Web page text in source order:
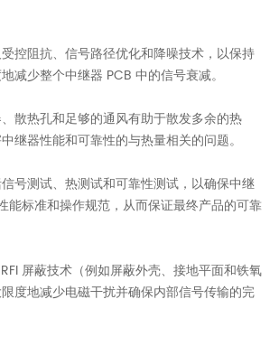
控阻抗、信号路径优化和降噪技术，以保持
减少整个中继器 PCB 中的信号衰减。
散热孔和足够的通风有助于散发多余的热
继器性能和可靠性的与热量相关的问题。
号测试、热测试和可靠性测试，以确保中继
能标准和操作规范，从而保证最终产品的可靠
屏蔽技术（例如屏蔽外壳、接地平面和铁氧
度地减少电磁干扰并确保内部信号传输的完